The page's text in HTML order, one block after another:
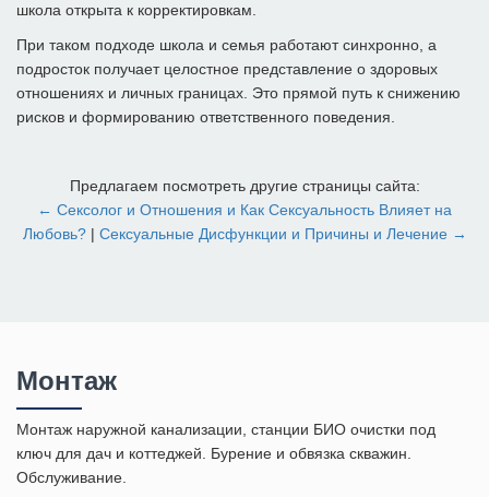
школа открыта к корректировкам.
При таком подходе школа и семья работают синхронно, а
подросток получает целостное представление о здоровых
отношениях и личных границах. Это прямой путь к снижению
рисков и формированию ответственного поведения.
Предлагаем посмотреть другие страницы сайта:
← Сексолог и Отношения и Как Сексуальность Влияет на
Любовь?| Сексуальные Дисфункции и Причины и Лечение →
Монтаж
Монтаж наружной канализации, станции БИО очистки под
ключ для дач и коттеджей. Бурение и обвязка скважин.
Обслуживание.